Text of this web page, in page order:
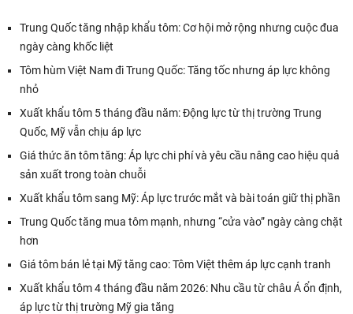
Trung Quốc tăng nhập khẩu tôm: Cơ hội mở rộng nhưng cuộc đua
ngày càng khốc liệt
Tôm hùm Việt Nam đi Trung Quốc: Tăng tốc nhưng áp lực không
nhỏ
Xuất khẩu tôm 5 tháng đầu năm: Động lực từ thị trường Trung
Quốc, Mỹ vẫn chịu áp lực
Giá thức ăn tôm tăng: Áp lực chi phí và yêu cầu nâng cao hiệu quả
sản xuất trong toàn chuỗi
Xuất khẩu tôm sang Mỹ: Áp lực trước mắt và bài toán giữ thị phần
Trung Quốc tăng mua tôm mạnh, nhưng “cửa vào” ngày càng chặt
hơn
Giá tôm bán lẻ tại Mỹ tăng cao: Tôm Việt thêm áp lực cạnh tranh
Xuất khẩu tôm 4 tháng đầu năm 2026: Nhu cầu từ châu Á ổn định,
áp lực từ thị trường Mỹ gia tăng